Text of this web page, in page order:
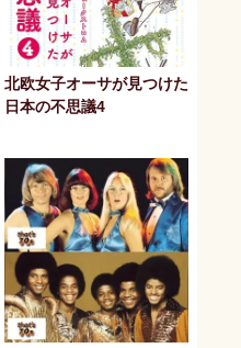
北欧女子オーサが見つけた
日本の不思議4